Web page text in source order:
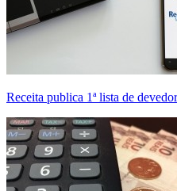
Receita publica 1ª lista de